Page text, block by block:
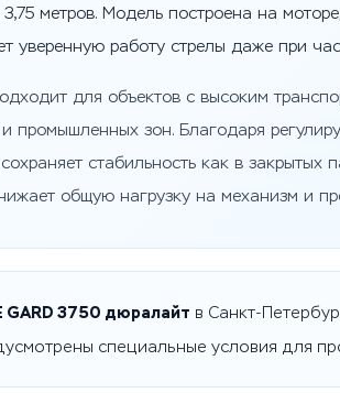
метров. Модель построена на
уверенную работу стрелы даже при
для объектов с высоким
промышленных зон. Благодаря
стабильность как в
общую нагрузку на механизм и
GARD 3750 дюралайт в Санкт-
специальные условия для